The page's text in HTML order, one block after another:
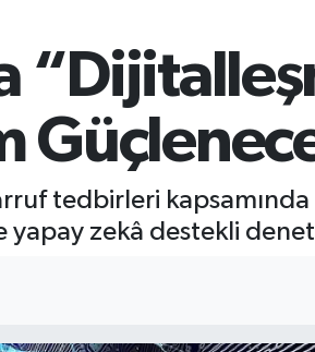
tedbirleri kapsamında
yapay zekâ destekli